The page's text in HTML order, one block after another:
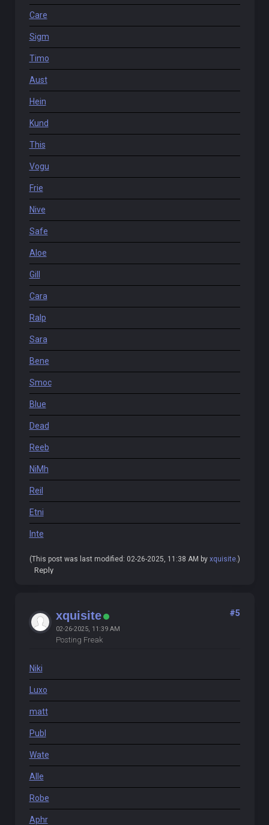
Care
Sigm
Timo
Aust
Hein
Kund
This
Vogu
Frie
Nive
Safe
Aloe
Gill
Cara
Ralp
Sara
Bene
Smoc
Blue
Dead
Reeb
NiMh
Reil
Etni
Inte
(This post was last modified: 02-26-2025, 11:38 AM by xquisite.)
Reply
xquisite
02-26-2025, 11:39 AM
Posting Freak
#5
Niki
Luxo
matt
Publ
Wate
Alle
Robe
Aphr